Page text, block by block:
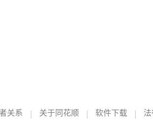
关系 关于同花顺 软件下载